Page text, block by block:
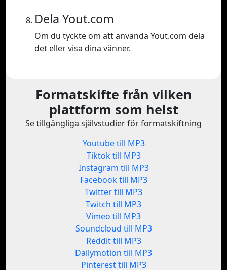
Dela Yout.com
Om du tyckte om att använda Yout.com dela
det eller visa dina vänner.
Formatskifte från vilken
plattform som helst
Se tillgängliga självstudier för formatskiftning
Youtube till MP3
Tiktok till MP3
Instagram till MP3
Facebook till MP3
Twitter till MP3
Twitch till MP3
Vimeo till MP3
Soundcloud till MP3
Reddit till MP3
Dailymotion till MP3
Pinterest till MP3